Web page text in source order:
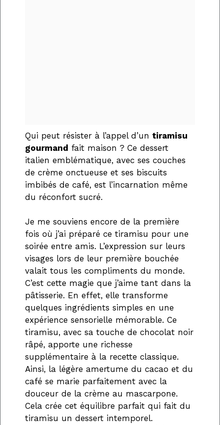
Qui peut résister à l’appel d’un tiramisu
gourmand fait maison ? Ce dessert
italien emblématique, avec ses couches
de crème onctueuse et ses biscuits
imbibés de café, est l’incarnation même
du réconfort sucré.
Je me souviens encore de la première
fois où j’ai préparé ce tiramisu pour une
soirée entre amis. L’expression sur leurs
visages lors de leur première bouchée
valait tous les compliments du monde.
C’est cette magie que j’aime tant dans la
pâtisserie. En effet, elle transforme
quelques ingrédients simples en une
expérience sensorielle mémorable. Ce
tiramisu, avec sa touche de chocolat noir
râpé, apporte une richesse
supplémentaire à la recette classique.
Ainsi, la légère amertume du cacao et du
café se marie parfaitement avec la
douceur de la crème au mascarpone.
Cela crée cet équilibre parfait qui fait du
tiramisu un dessert intemporel.